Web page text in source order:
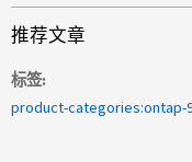
推荐文章
标签
product-categories:ontap-